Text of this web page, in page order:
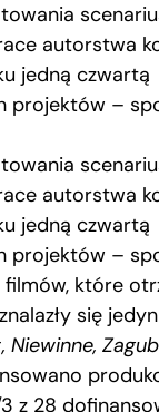
autorstwa
jedną czwartą
projektów –
autorstwa
jedną czwartą
projektów –
które
się
Niewinne,
z 28